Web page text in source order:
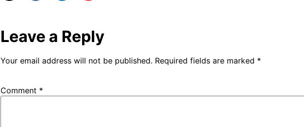
Leave a Reply
Your email address will not be published. Required fields are marked *
Comment *